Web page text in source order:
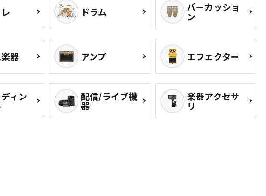
ドラム パーカッショ
ン
器 アンプ エフェクター
ィン 配信/ライブ機
器
楽器アクセサ
リ